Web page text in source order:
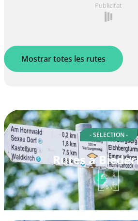
Publicitat
Mostrar totes les rutes
- SELECTION -
Rutes a